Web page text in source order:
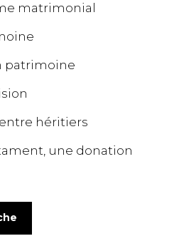
matrimonial
patrimoine
héritiers
une donation